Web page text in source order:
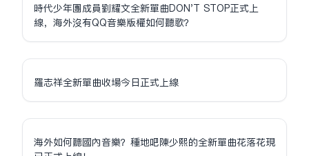
時代少年團成員劉耀文全新單曲DON'T STOP正式上
線，海外沒有QQ音樂版權如何聽歌？
羅志祥全新單曲收場今日正式上線
海外如何聽國內音樂？種地吧陳少熙的全新單曲花落花現